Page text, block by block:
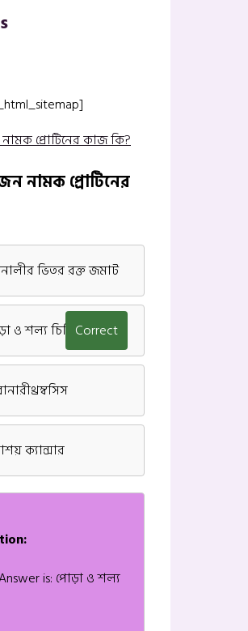
প্রোটিনের কাজ কি?
নামক প্রোটিনের
ভিতর রক্ত জমাট
ও শল্য চিকিৎসাCorrect
ক্যান্সার
is: পোড়া ও শল্য